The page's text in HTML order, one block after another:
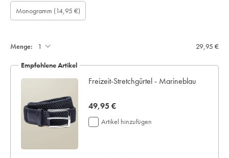
Geschenkbox:
Monogram
Colour:
Monogram
Font:
Monogram
Location:
Monogramm
Optionen:
Monogramm (14,95 €)
Menge: 29,95 €
Empfohlene Artikel
Freizeit-Stretchgürtel - Marineblau
now
49,95
€
49,95 €
Artikel hinzufügen